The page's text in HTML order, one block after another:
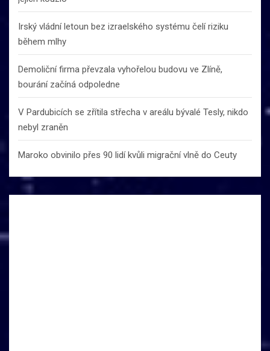
Irský vládní letoun bez izraelského systému čelí riziku
během mlhy
Demoliční firma převzala vyhořelou budovu ve Zlíně,
bourání začíná odpoledne
V Pardubicích se zřítila střecha v areálu bývalé Tesly, nikdo
nebyl zraněn
Maroko obvinilo přes 90 lidí kvůli migrační vlně do Ceuty